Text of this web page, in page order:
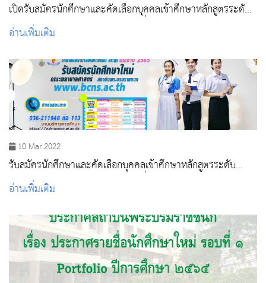
เปิดรับสมัครนักศึกษาและคัดเลือกบุคคลเข้าศึกษาหลักสูตรระดับ
ปริญญาตรี ปีการศึกษา 2565 รอบที่ 3 Admission
อ่านเพิ่มเติม
10 Mar 2022
รับสมัครนักศึกษาและคัดเลือกบุคคลเข้าศึกษาหลักสูตรระดับ
ปริญญาตรี ปีการศึกษา 2565 รอบที่ 2 Quota
อ่านเพิ่มเติม